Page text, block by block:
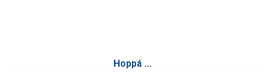
Hoppá ...